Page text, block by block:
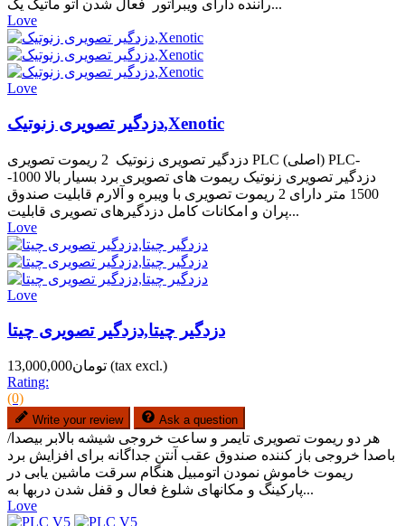
راننده دارای ویبراتور فعال شدن اتو ماتیک یک...
Love
Love
دزدگیر تصویری زنوتیک,Xenotic
دزدگیر تصویری زنوتیک 2 ریموت تصویری PLC (اصلی) PLC-
دزدگیر تصویری زنوتیک ریموت های تصویری برد بسیار بالا 1000-
1500 متر دارای 2 ریموت تصویری با ویبره و آلارم قابلیت صندوق
پران و امکانات کامل دزدگیرهای تصویری قابلیت...
Love
Love
دزدگیر چیتا,دزدگیر تصویری چیتا
تومان13,000,000 (tax excl.)
Rating:
(0)
Write your review Ask a question
هر دو ریموت تصویری تایمر و ساعت خروجی شیشه بالابر بیصدا/
باصدا خروجی باز کننده صندوق عقب آنتن جداگانه برای افزایش برد
ریموت خاموش نمودن اتومبیل هنگام سرقت ماشین یابی در
پارکینگ و مکانهای شلوغ فعال و قفل شدن دربها به...
Love